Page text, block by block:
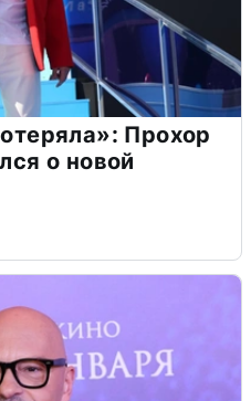
Прохор
о новой